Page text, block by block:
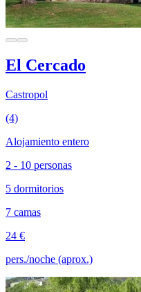
El Cercado
Castropol
(4)
Alojamiento entero
2 - 10 personas
5 dormitorios
7 camas
24 €
pers./noche (aprox.)